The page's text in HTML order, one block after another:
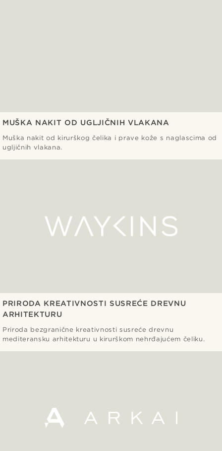
MUŠKA NAKIT OD UGLJIČNIH VLAKANA
Muška nakit od kirurškog čelika i prave kože s naglascima od
ugljičnih vlakana.
PRIRODA KREATIVNOSTI SUSREĆE DREVNU
ARHITEKTURU
Priroda bezgranične kreativnosti susreće drevnu
mediteransku arhitekturu u kirurškom nehrđajućem čeliku.